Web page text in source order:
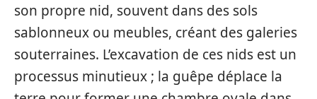
son propre nid, souvent dans des sols
sablonneux ou meubles, créant des galeries
souterraines. L’excavation de ces nids est un
processus minutieux ; la guêpe déplace la